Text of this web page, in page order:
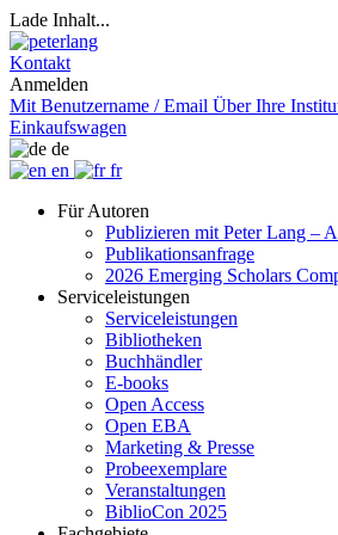
Lade Inhalt...
Kontakt
Anmelden
Mit Benutzername / Email Über Ihre
Einkaufswagen
de
en
fr
Für Autoren
Publizieren mit Peter Lang –
Publikationsanfrage
2026 Emerging Scholars
Serviceleistungen
Serviceleistungen
Bibliotheken
Buchhändler
E-books
Open Access
Open EBA
Marketing & Presse
Probeexemplare
Veranstaltungen
BiblioCon 2025